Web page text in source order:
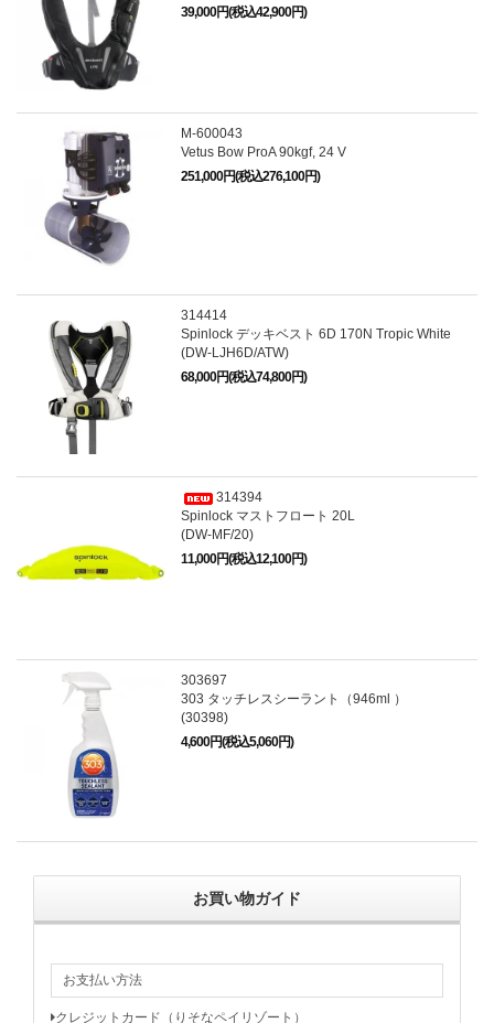
39,000円(税込42,900円)
M-600043
Vetus Bow ProA 90kgf, 24 V
251,000円(税込276,100円)
314414
Spinlock デッキベスト 6D 170N Tropic White
(DW-LJH6D/ATW)
68,000円(税込74,800円)
314394
Spinlock マストフロート 20L
(DW-MF/20)
11,000円(税込12,100円)
303697
303 タッチレスシーラント（946ml ）
(30398)
4,600円(税込5,060円)
お買い物ガイド
お支払い方法
クレジットカード（りそなペイリゾート）